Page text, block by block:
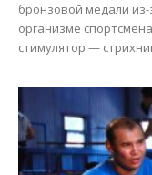
бронзовой медали
организме
стимулятор —